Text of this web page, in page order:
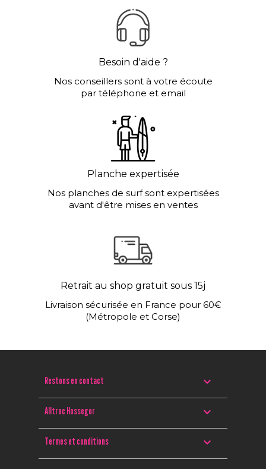
Besoin d'aide ?
Nos conseillers sont à votre écoute
par téléphone et email
Planche expertisée
Nos planches de surf sont expertisées
avant d'être mises en ventes
Retrait au shop gratuit sous 15j
Livraison sécurisée en France pour 60€
(Métropole et Corse)
Restons en contact 
Alltroc Hossegor 
Termes et conditions 